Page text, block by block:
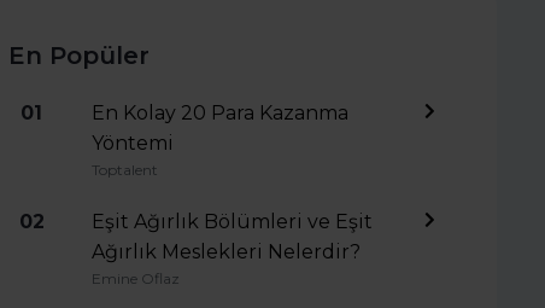
En Popüler
01
En Kolay 20 Para Kazanma
Yöntemi
Toptalent
02
Eşit Ağırlık Bölümleri ve Eşit
Ağırlık Meslekleri Nelerdir?
Emine Oflaz